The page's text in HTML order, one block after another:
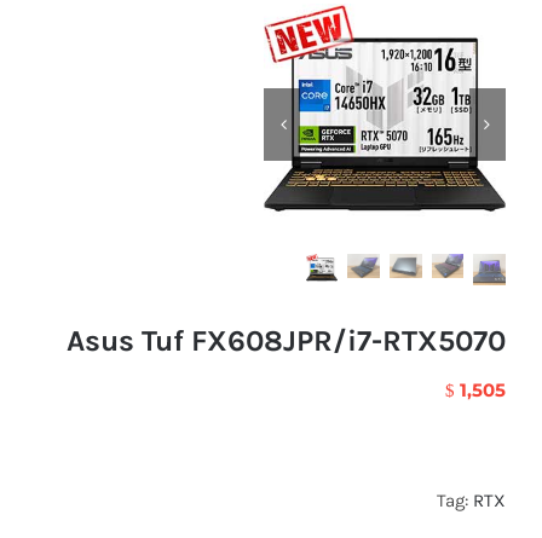
Asus Tuf FX608JPR/i7-RTX5070
$ 1,505
Tag: RTX